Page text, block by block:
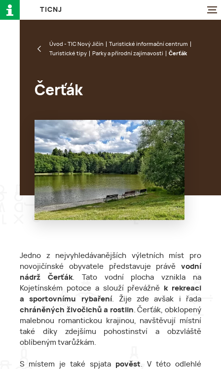
TI CN J
Úvod - TIC Nový Jičín
Turistické informační centrum
Turistické tipy
Parky a přírodní zajímavosti Čerťák
Čerťák
Jedno z nejvyhledávanějších výletních míst pro
novojičínské obyvatele představuje právě vodní
nádrž Čerťák. Tato vodní plocha vznikla na
Kojetínském potoce a slouží převážně
k rekreaci
a sportovnímu rybaření. Žije zde avšak i řada
chráněných živočichů a rostlin. Čerťák, obklopený
malebnou romantickou krajinou, navštěvují místní
také díky zdejšímu pohostinství a obzvláště
oblíbeným tvarůžkám.
S místem je také spjata pověst. V této odlehlé